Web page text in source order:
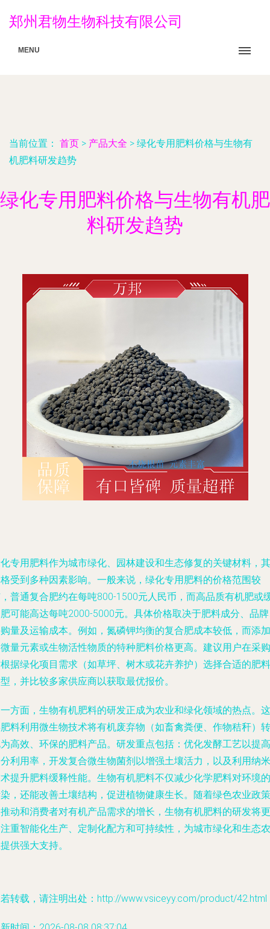
郑州君物生物科技有限公司
MENU
当前位置： 首页 > 产品大全 > 绿化专用肥料价格与生物有
机肥料研发趋势
绿化专用肥料价格与生物有机肥
料研发趋势
专用肥料作为城市绿化、园林建设和生态修复的关键材料，其
受到多种因素影响。一般来说，绿化专用肥料的价格范围较
普通复合肥约在每吨800-1500元人民币，而高品质有机肥或
可能高达每吨2000-5000元。具体价格取决于肥料成分、品
量及运输成本。例如，氮磷钾均衡的复合肥成本较低，而添加
量元素或生物活性物质的特种肥料价格更高。建议用户在采购
据绿化项目需求（如草坪、树木或花卉养护）选择合适的肥料
，并比较多家供应商以获取最优报价。
方面，生物有机肥料的研发正成为农业和绿化领域的热点。这
料利用微生物技术将有机废弃物（如畜禽粪便、作物秸秆）转
高效、环保的肥料产品。研发重点包括：优化发酵工艺以提高
利用率，开发复合微生物菌剂以增强土壤活力，以及利用纳米
提升肥料缓释性能。生物有机肥料不仅减少化学肥料对环境的
，还能改善土壤结构，促进植物健康生长。随着绿色农业政策
动和消费者对有机产品需求的增长，生物有机肥料的研发将更
重智能化生产、定制化配方和可持续性，为城市绿化和生态农
供强大支持。
转载，请注明出处：http://www.vsiceyy.com/product/42.html